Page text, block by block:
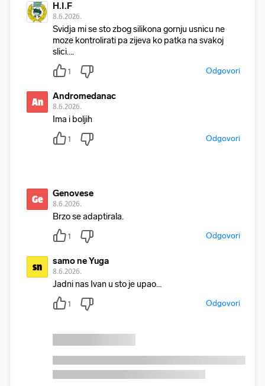
H.I.F
8.6.2026.
Svidja mi se sto zbog silikona gornju usnicu ne
moze kontrolirati pa zijeva ko patka na svakoj
slici….
1 Odgovori
An Andromedanac
8.6.2026.
Ima i boljih
1 Odgovori
Ge Genovese
8.6.2026.
Brzo se adaptirala.
1 Odgovori
sn samo ne Yuga
8.6.2026.
Jadni nas Ivan u sto je upao…
1 Odgovori